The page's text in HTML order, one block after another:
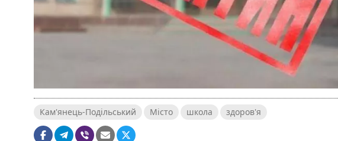
Кам'янець-Подільський Місто школа здоров'я